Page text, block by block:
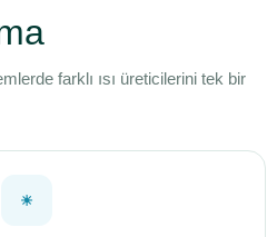
farklı ısı üreticilerini tek bir
☀